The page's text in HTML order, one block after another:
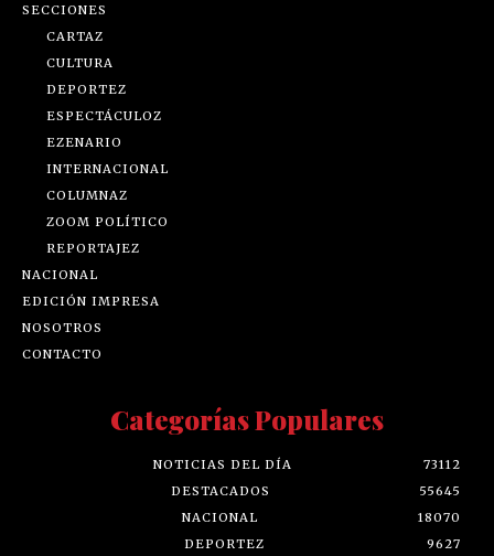
SECCIONES
CARTAZ
CULTURA
DEPORTEZ
ESPECTÁCULOZ
EZENARIO
INTERNACIONAL
COLUMNAZ
ZOOM POLÍTICO
REPORTAJEZ
NACIONAL
EDICIÓN IMPRESA
NOSOTROS
CONTACTO
Categorías Populares
NOTICIAS DEL DÍA
73112
DESTACADOS
55645
NACIONAL
18070
DEPORTEZ
9627